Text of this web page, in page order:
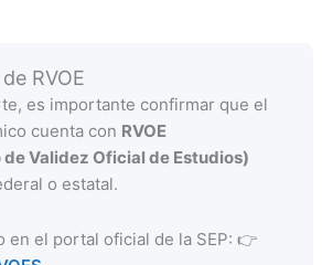
RVOE
es importante confirmar que el
cuenta con RVOE
Validez Oficial de Estudios)
o estatal.
en el portal oficial de la SEP: 👉